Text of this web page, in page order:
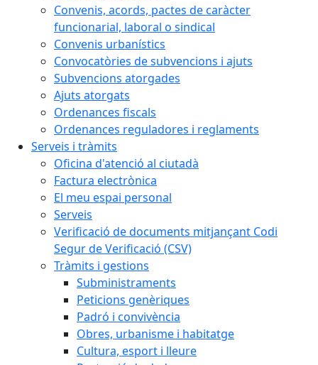
Convenis, acords, pactes de caràcter
funcionarial, laboral o sindical
Convenis urbanístics
Convocatòries de subvencions i ajuts
Subvencions atorgades
Ajuts atorgats
Ordenances fiscals
Ordenances reguladores i reglaments
Serveis i tràmits
Oficina d'atenció al ciutadà
Factura electrònica
El meu espai personal
Serveis
Verificació de documents mitjançant Codi
Segur de Verificació (CSV)
Tràmits i gestions
Subministraments
Peticions genèriques
Padró i convivència
Obres, urbanisme i habitatge
Cultura, esport i lleure